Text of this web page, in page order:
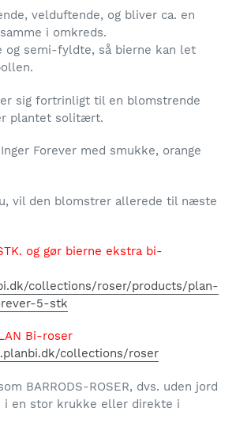
velduftende, og bliver ca. en
i omkreds.
og semi-fyldte, så bierne kan let
sig fortrinligt til en blomstrende
plantet solitært.
Forever med smukke, orange
vil den blomstrer allerede til næste
og gør bierne ekstra bi-
collections/roser/products/plan-
5-stk
Bi-roser
collections/roser
BARRODS-ROSER, dvs. uden jord
en stor krukke eller direkte i